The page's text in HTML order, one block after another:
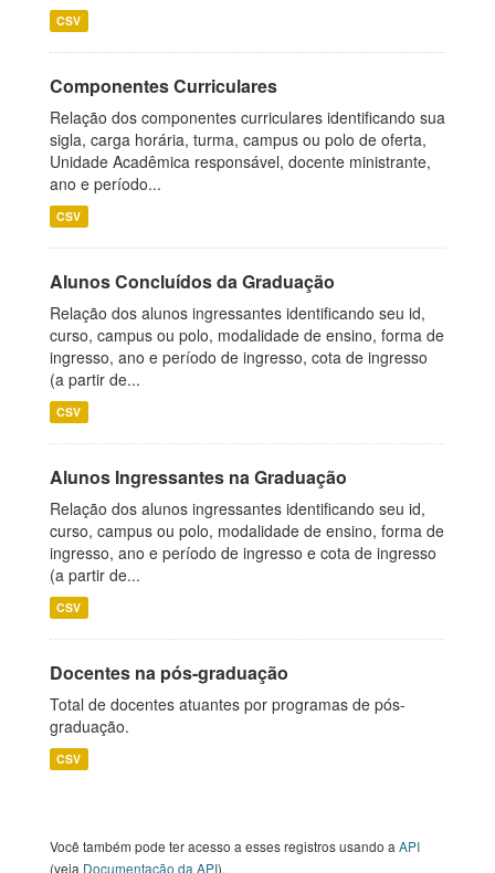
CSV
Componentes Curriculares
Relação dos componentes curriculares identificando sua
sigla, carga horária, turma, campus ou polo de oferta,
Unidade Acadêmica responsável, docente ministrante,
ano e período...
CSV
Alunos Concluídos da Graduação
Relação dos alunos ingressantes identificando seu id,
curso, campus ou polo, modalidade de ensino, forma de
ingresso, ano e período de ingresso, cota de ingresso
(a partir de...
CSV
Alunos Ingressantes na Graduação
Relação dos alunos ingressantes identificando seu id,
curso, campus ou polo, modalidade de ensino, forma de
ingresso, ano e período de ingresso e cota de ingresso
(a partir de...
CSV
Docentes na pós-graduação
Total de docentes atuantes por programas de pós-
graduação.
CSV
Você também pode ter acesso a esses registros usando a API
(veja Documentação da API).